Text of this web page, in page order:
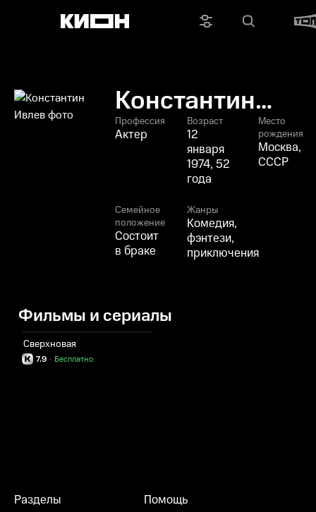
Константин
Ивлев
Профессия
Актер
Возраст
12
января
1974, 52
года
Место
рождения
Москва,
СССР
Семейное
положение
Состоит
в браке
Жанры
Комедия,
фэнтези,
приключения
Фильмы и сериалы
Сверхновая
7.9 Бесплатно
·
Разделы Помощь